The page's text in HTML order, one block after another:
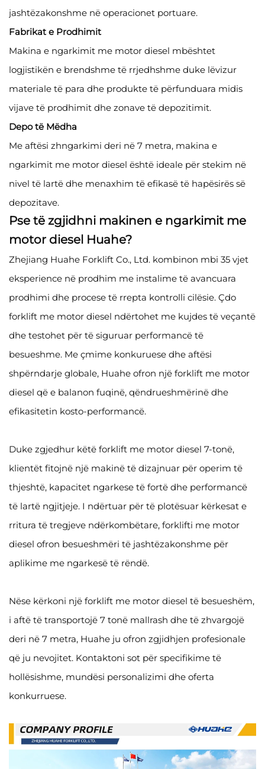
jashtëzakonshme në operacionet portuare.
Fabrikat e Prodhimit
Makina e ngarkimit me motor diesel mbështet
logjistikën e brendshme të rrjedhshme duke lëvizur
materiale të para dhe produkte të përfunduara midis
vijave të prodhimit dhe zonave të depozitimit.
Depo të Mëdha
Me aftësi zhngarkimi deri në 7 metra, makina e
ngarkimit me motor diesel është ideale për stekim në
nivel të lartë dhe menaxhim të efikasë të hapësirës së
depozitave.
Pse të zgjidhni makinen e ngarkimit me
motor diesel Huahe?
Zhejiang Huahe Forklift Co., Ltd. kombinon mbi 35 vjet
eksperience në prodhim me instalime të avancuara
prodhimi dhe procese të rrepta kontrolli cilësie. Çdo
forklift me motor diesel ndërtohet me kujdes të veçantë
dhe testohet për të siguruar performancë të
besueshme. Me çmime konkuruese dhe aftësi
shpërndarje globale, Huahe ofron një forklift me motor
diesel që e balanon fuqinë, qëndrueshmërinë dhe
efikasitetin kosto-performancë.
Duke zgjedhur këtë forklift me motor diesel 7-tonë,
klientët fitojnë një makinë të dizajnuar për operim të
thjeshtë, kapacitet ngarkese të fortë dhe performancë
të lartë ngjitjeje. I ndërtuar për të plotësuar kërkesat e
rritura të tregjeve ndërkombëtare, forklifti me motor
diesel ofron besueshmëri të jashtëzakonshme për
aplikime me ngarkesë të rëndë.
Nëse kërkoni një forklift me motor diesel të besueshëm,
i aftë të transportojë 7 tonë mallrash dhe të zhvargojë
deri në 7 metra, Huahe ju ofron zgjidhjen profesionale
që ju nevojitet. Kontaktoni sot për specifikime të
hollësishme, mundësi personalizimi dhe oferta
konkurruese.